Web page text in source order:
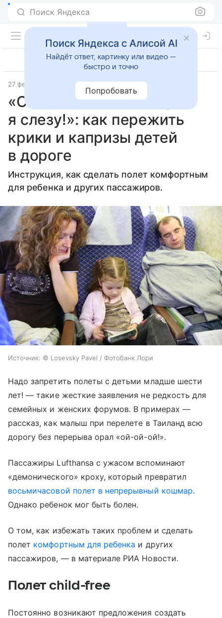
Поиск Яндекса
27 февраля 2018 РИА Новости
«Остановите самолет,
я слезу!»: как пережить
крики и капризы детей
в дороге
Инструкция, как сделать полет комфортным
для ребенка и других пассажиров.
Источник: © Losevsky Pavel / Фотобанк Лори
Надо запретить полеты с детьми младше шести
лет! — такие жесткие заявления не редкость для
семейных и женских форумов. В примерах —
рассказ, как малыш при перелете в Таиланд всю
дорогу без перерыва орал «ой-ой-ой!».
Пассажиры Lufthansa с ужасом вспоминают
«демонического» кроху, который превратил
восьмичасовой полет в непрерывный кошмар.
Однако ребенок мог быть болен.
О том, как избежать таких проблем и сделать
полет комфортным для ребенка и других
пассажиров, — в материале РИА Новости.
Полет child-free
Постоянно возникают предложения создать
Поиск Яндекса с Алисой AI
Найдёт ответ, картинку или видео —
быстро и точно
Попробовать